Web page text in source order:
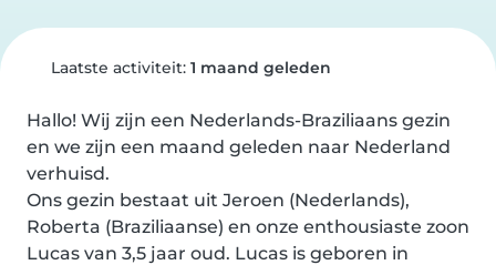
Laatste activiteit: 1 maand geleden
Hallo! Wij zijn een Nederlands-Braziliaans gezin
en we zijn een maand geleden naar Nederland
verhuisd.
Ons gezin bestaat uit Jeroen (Nederlands),
Roberta (Braziliaanse) en onze enthousiaste zoon
Lucas van 3,5 jaar oud. Lucas is geboren in